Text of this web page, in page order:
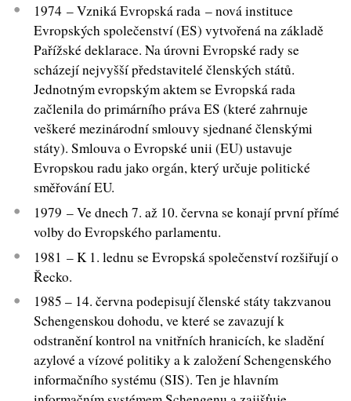
1974 – Vzniká Evropská rada – nová instituce
Evropských společenství (ES) vytvořená na základě
Pařížské deklarace. Na úrovni Evropské rady se
scházejí nejvyšší představitelé členských států.
Jednotným evropským aktem se Evropská rada
začlenila do primárního práva ES (které zahrnuje
veškeré mezinárodní smlouvy sjednané členskými
státy). Smlouva o Evropské unii (EU) ustavuje
Evropskou radu jako orgán, který určuje politické
směřování EU.
1979 – Ve dnech 7. až 10. června se konají první přímé
volby do Evropského parlamentu.
1981 – K 1. lednu se Evropská společenství rozšiřují o
Řecko.
1985 – 14. června podepisují členské státy takzvanou
Schengenskou dohodu, ve které se zavazují k
odstranění kontrol na vnitřních hranicích, ke sladění
azylové a vízové politiky a k založení Schengenského
informačního systému (SIS). Ten je hlavním